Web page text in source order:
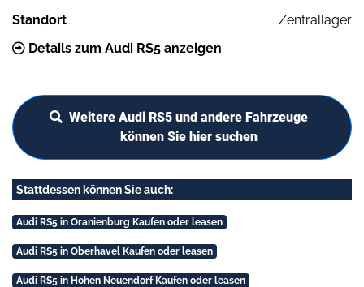
Standort
Zentrallager
Details zum Audi RS5 anzeigen
Weitere Audi RS5 und andere Fahrzeuge
können Sie hier suchen
Stattdessen können Sie auch:
Audi RS5 in Oranienburg Kaufen oder leasen
Audi RS5 in Oberhavel Kaufen oder leasen
Audi RS5 in Hohen Neuendorf Kaufen oder leasen